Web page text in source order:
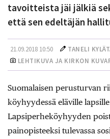
tavoitteista jäi jälkiä
että sen edeltäjän
21.09.2018 10:50
TANELI
LEHTIKUVA JA KIRKON
Suomalaisen perusturvan
köyhyydessä eläville
Lapsiperheköyhyyden
painopisteeksi tulevassa